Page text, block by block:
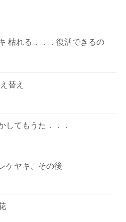
枯れる．．．復活できるの
替え
してもうた．．．
ケヤキ、その後